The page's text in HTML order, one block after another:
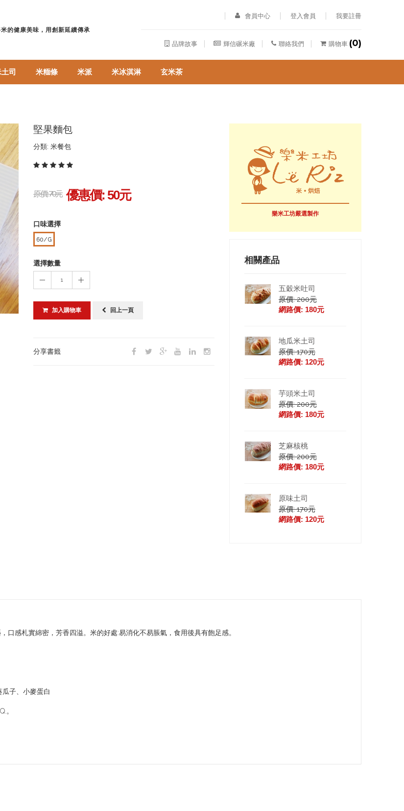
的健康美味，用創新延續傳承
會員中心 登入會員 我要註冊
品牌故事 輝信碾米廠 聯絡我們 購物車 (0)
司 米糆條 米派 米冰淇淋 玄米茶
堅果麵包
分類: 米餐包
原價: 70元 優惠價: 50元
口味選擇
60/G
選擇數量
1
加入購物車 回上一頁
分享書籤
樂米工坊嚴選製作
相關產品
五穀米吐司
原價: 200元
網路價: 180元
地瓜米土司
原價: 170元
網路價: 120元
芋頭米土司
原價: 200元
網路價: 180元
芝麻核桃
原價: 200元
網路價: 180元
原味土司
原價: 170元
網路價: 120元
口感札實綿密，芳香四溢。米的好處:易消化不易脹氣，食用後具有飽足感。
子、小麥蛋白
。